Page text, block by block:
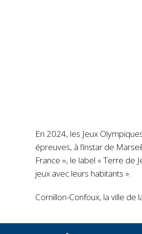
En 2024, les Jeux
épreuves, à l’instar de
France », le label « Terre de
jeux avec leurs habitants ».
Cornillon-Confoux, la ville